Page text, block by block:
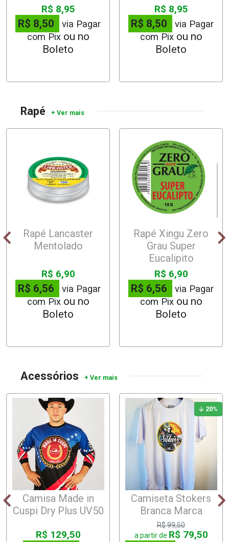
R$ 8,95
R$ 8,50
via Pagar
com Pix
R$ 8,95
R$ 8,50
via Pagar
com Pix
Rapé
Rapé Lancaster
Mentolado
R$ 6,90
R$ 6,56
via Pagar
com Pix
Rapé Xingu Zero
Grau Super
Eucalipito
R$ 6,90
R$ 6,56
via Pagar
com Pix
Acessórios
Camisa Made in
Cuspi Dry Plus UV50
R$ 129,50
20%
Camiseta Stokers
Branca Marca
R$ 99,50
a partir de R$ 79,50